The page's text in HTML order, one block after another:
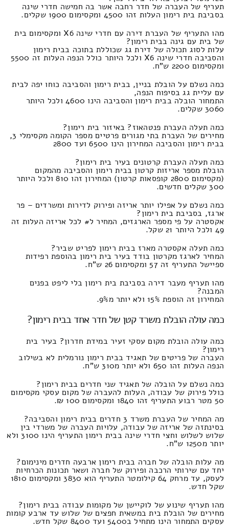
תעריף של העברה של חדר רחבה אשר בה חמישה חדרי שינה
בסביבת בית רימון העלות זהו 4500 ומקסימום 1900 שקלים.
מהו התעריף של העברת דירה עם חדרי שינה X6 ומקסימום בית
של בית עם גינה בבית רימון?
עלות לסוג תכולה של דירת גג שכוללת בתוכה בבית רימון
והסביבה חדרי שינה X6 ולכל היותר כולל הנפה העלות זה 5500
ומקסימום 2200 ש"ח.
כמה נשלם על הובלת בניין, בבית רימון והסביבה כוחו יפה לבית
עם עליית גג בסיפוח הנפה,
התמחור הובלה בבית רימון והסביבה הינו 4600 ולכל היותר
3060 שקלים.
כמה תעלה העברת פנטהאוז? באיזור בית רימון?
מחירים של העברת בתי מגורים פרטיים מספר הקומה מקסימלי 3,
בבית רימון והסביבה המחירון הינו 6500 ועד 2800
כמה תעלה העברת קרטונים בעיר בית רימון?
הובלת מספר אריזות קרטון בבית רימון והסביבה מהמקום
(מקסימום 2800 קופסאות קרטון) המחירון זהו 810 ולכל היותר
300 שקלים חדשים.
כמה נשלם על אפילו יותר אריזה ופירוק לדירות ומשרדים – פר
ארגז, בסביבת בית רימון?
אקסטרה על פי מספר הארגזים, המחיר ל# לכל אריזה העלות זה
49 ולכל היותר 21 שקל.
כמה תעלה אקסטרה מארז בבית רימון לפריט שביר?
המחיר לארגז מקרטון בודד בעיר בית רימון בהוספת רפידות
ספיישל התעריף זה 57 ומקסימום 26 ש"ח.
מהו תעריף מעבר דירה בסביבת בית רימון בלי ליפט בפנים
המבנה?
המחירון זה הוספת 15% ולא יותר מ9%.
כמה עולה הובלת משרד קטן של חדר אחד בבית רימון?
כמה עולה הובלת מקום עסקי זעיר במידת חדרון? בעיר בית
רימון?
העברה של פריטים של תאגיד בבית רימון נורמלית לא בשילוב
הנפה העלות זהו 650 ולא יותר מ310 ש"ח.
כמה נשלם על הובלה של תאגיד שני חדרים בבית רימון?
כולל פירוק של עבודה, העלות להעברה של מקום עסקי מקסימום
50 מטר רבוע התעריף זהו 1840 ומקסימום 100 ₪.
מה המחיר של העברת משרד 3 חדרים בבית רימון והסביבה?
בסינתזה של אריזה של עבודה, עלויות העברה של משרדי בין
שלוש לשלוש וחצי חדרי שינה בבית רימון התעריף הינו 3100 ולא
יותר מ1250 ש"ח.
מה עלות הובלה של חברה בבית רימון ארבעה חדרים מינימום?
יחד עם שירותי הרכבה ופירוק של חברה ושאר תכונות הכרחיות
לעסק, עד מרחק 64 קילומטר התעריף הוא 3830 ומקסימום 1810
שקל חדש.
מהו תעריף שינוע של לוקיישן של מקומות עבודה בבית רימון?
מחירים של הובלת בית במשאית חפצים של שלוש עד ארבע קומות
עסקים התמחור הינו מתחיל ב5400 ועד 8400 שקל חדש.